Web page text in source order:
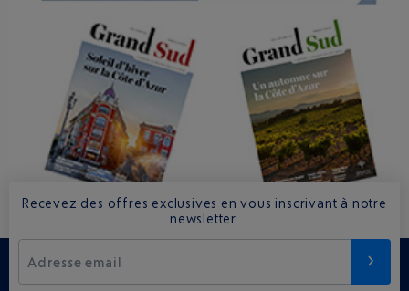
Recevez des offres exclusives en vous inscrivant à notre
newsletter.
Adresse email